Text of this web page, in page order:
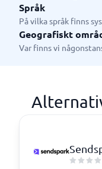
Språk
På vilka språk finns
Geografiskt
Var finns vi